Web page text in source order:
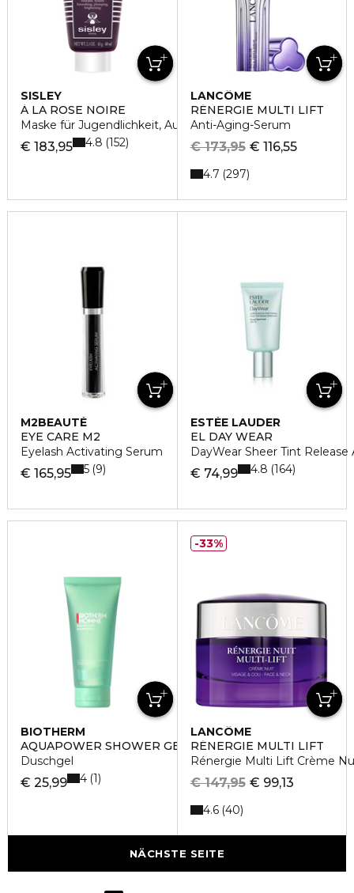
SISLEY
À LA ROSE NOIRE
Maske für Jugendlichkeit, Aufpolsterung & Ausstrahlung
€ 183,95 4.8 152
LANCÔME
RÉNERGIE MULTI LIFT
Anti-Aging-Serum
€ 116,55
€ 173,95
4.7 297
M2BEAUTÉ
EYE CARE M2
Eyelash Activating Serum
€ 165,95 5 9
ESTÉE LAUDER
EL DAY WEAR
DayWear Sheer Tint
€ 74,99 4.8 164
BIOTHERM
AQUAPOWER SHOWER GEL
Duschgel
€ 25,99 4 1
LANCÔME
RÉNERGIE MULTI LIFT
Rénergie Multi Lift Crème
€ 99,13
€ 147,95
4.6 40
33%
NÄCHSTE SEITE